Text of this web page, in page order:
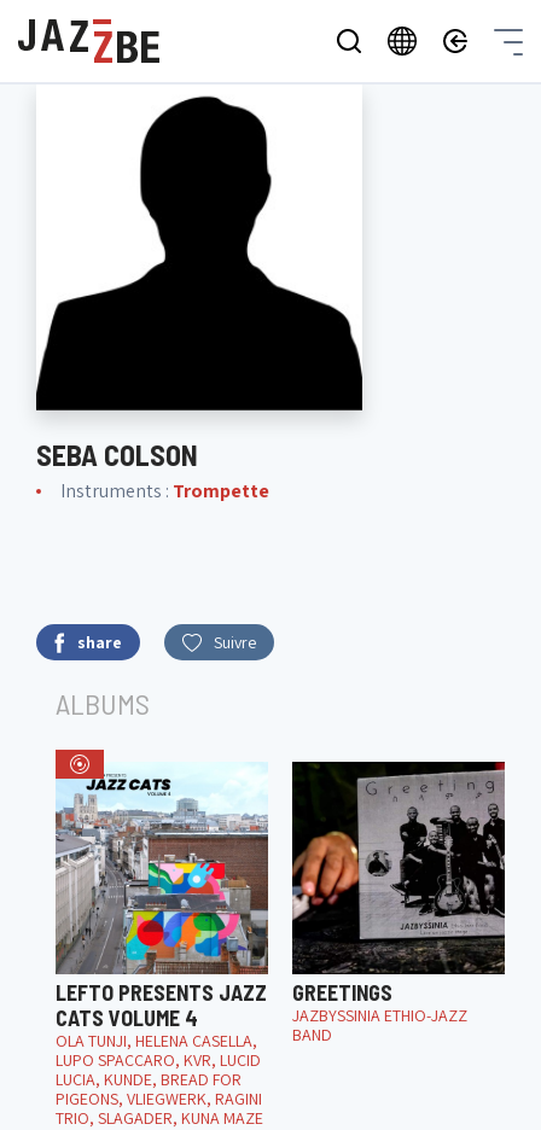
SEBA COLSON
Instruments : Trompette
share Suivre
ALBUMS
LEFTO PRESENTS JAZZ
CATS VOLUME 4
OLA TUNJI, HELENA CASELLA,
LUPO SPACCARO, KVR, LUCID
LUCIA, KUNDE, BREAD FOR
PIGEONS, VLIEGWERK, RAGINI
TRIO, SLAGADER, KUNA MAZE
GREETINGS
JAZBYSSINIA ETHIO-JAZZ
BAND